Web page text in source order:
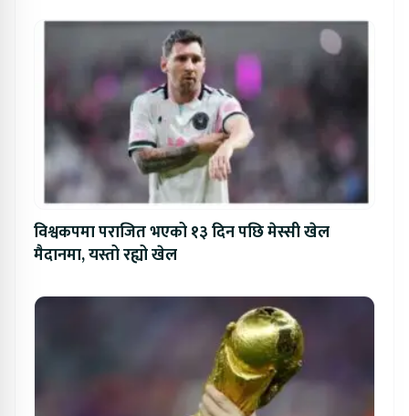
विश्वकपमा पराजित भएको १३ दिन पछि मेस्सी खेल
मैदानमा, यस्तो रह्यो खेल